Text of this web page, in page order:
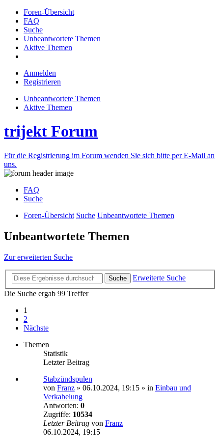
Foren-Übersicht
FAQ
Suche
Unbeantwortete Themen
Aktive Themen
Anmelden
Registrieren
Unbeantwortete Themen
Aktive Themen
trijekt Forum
Für die Registrierung im Forum wenden Sie sich bitte per E-Mail an
uns.
FAQ
Suche
Foren-Übersicht Suche Unbeantwortete Themen
Unbeantwortete Themen
Zur erweiterten Suche
Suche
Erweiterte Suche
Die Suche ergab 99 Treffer
1
2
Nächste
Themen
Statistik
Letzter Beitrag
Stabzündspulen
von Franz » 06.10.2024, 19:15 » in Einbau und
Verkabelung
Antworten: 0
Zugriffe: 10534
Letzter Beitrag von Franz
06.10.2024, 19:15